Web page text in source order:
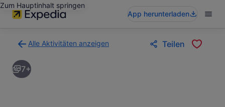
Zum Hauptinhalt springen
App herunterladen
Alle Aktivitäten anzeigen
zur
Ergebnisseite
für
Teilen
7+